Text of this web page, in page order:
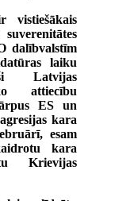
vistiešākais
dalībvalstīm
laiku
Latvijas
attiecību
ES un
kara
esam
kara
Krievijas